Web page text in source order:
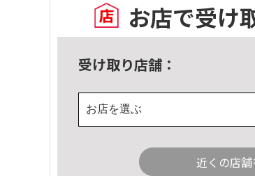
お店で受け
受け取り店舗：
お店を選ぶ
近くの店